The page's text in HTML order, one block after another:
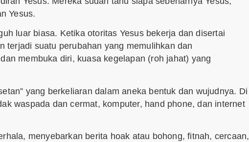
Yesus.
luar biasa. Ketika otoritas Yesus bekerja dan disertai
terjadi suatu perubahan yang memulihkan dan
membuka diri, kuasa kegelapan (roh jahat) yang
yang berkeliaran dalam aneka bentuk dan wujudnya. Di
waspada dan cermat, komputer, hand phone, dan internet
menyebarkan berita hoak atau bohong, fitnah, cercaan,